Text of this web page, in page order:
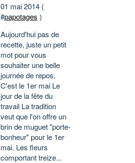
01 mai 2014 (
#papotages )
Aujourd'hui pas de
recette, juste un petit
mot pour vous
souhaiter une belle
journée de repos.
C'est le 1er mai Le
jour de la fête du
travail La tradition
veut que l'on offre un
brin de muguet "porte-
bonheur" pour le 1er
mai. Les fleurs
comportant treize...